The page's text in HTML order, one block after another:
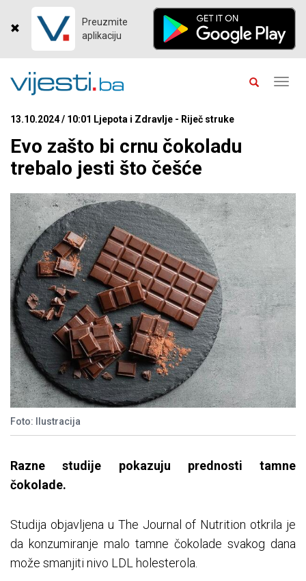
Preuzmite
aplikaciju
13.10.2024 / 10:01 Ljepota i Zdravlje - Riječ struke
Evo zašto bi crnu čokoladu
trebalo jesti što češće
Foto: Ilustracija
Razne studije pokazuju prednosti tamne
čokolade.
Studija objavljena u The Journal of Nutrition otkrila je
da konzumiranje malo tamne čokolade svakog dana
može smanjiti nivo LDL holesterola.